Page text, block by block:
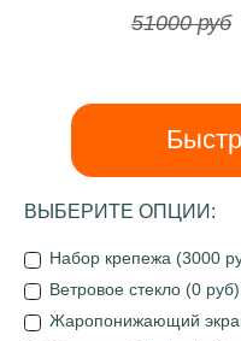
51000 руб
ВЫБЕРИТЕ ОПЦИИ:
Набор крепежа (3000
Ветровое стекло (0 руб)
Жаропонижающий